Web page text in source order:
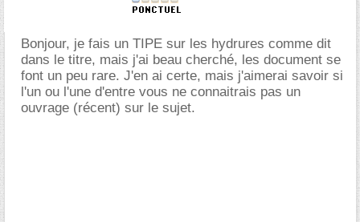
Bonjour, je fais un TIPE sur les hydrures comme dit
dans le titre, mais j'ai beau cherché, les document se
font un peu rare. J'en ai certe, mais j'aimerai savoir si
l'un ou l'une d'entre vous ne connaitrais pas un
ouvrage (récent) sur le sujet.